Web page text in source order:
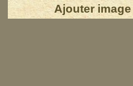
Ajouter image